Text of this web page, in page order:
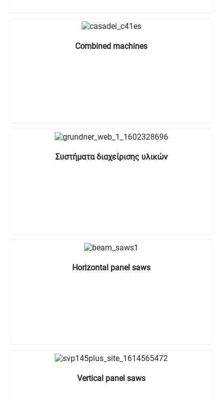
Combined machines
Συστήματα διαχείρισης υλικών
Horizontal panel saws
Vertical panel saws